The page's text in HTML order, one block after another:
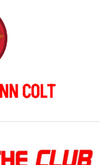
COLT